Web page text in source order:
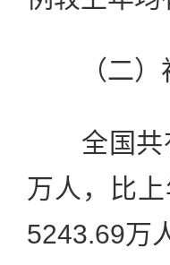
（二）
全国共有
万人，比
5243.69万